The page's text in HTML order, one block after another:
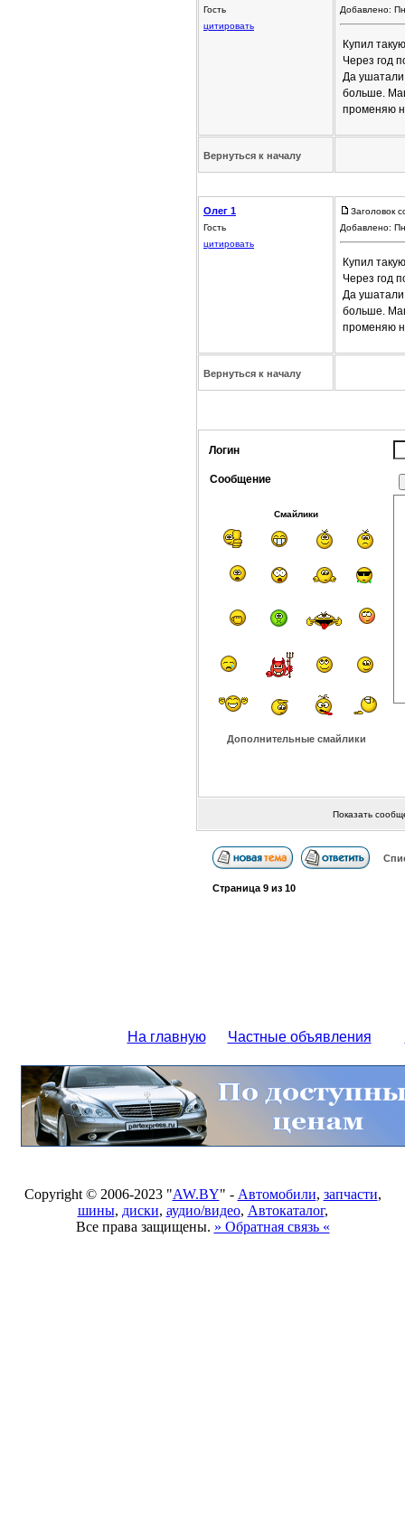
Гость
цитировать
Добавлено:
Купил
Через год
Да ушатали
больше.
променяю
Вернуться к началу
Олег 1
Гость
цитировать
Заголовок
Добавлено:
Купил
Через год
Да ушатали
больше.
променяю
Вернуться к началу
Логин
Сообщение
Смайлики
Дополнительные смайлики
Показать
Страница 9из 10
На главную Частные объявления
Copyright © 2006-2023 "AW.BY" - Автомобили, запчасти,
шины, диски, аудио/видео, Автокаталог,
Все права защищены. » Обратная связь «